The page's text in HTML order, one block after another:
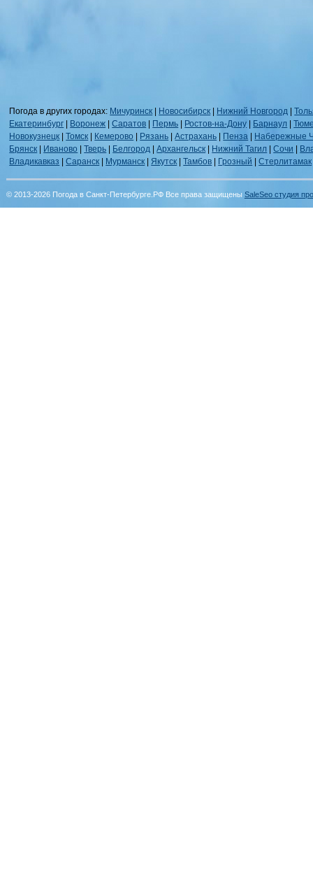
Погода в других городах: Мичуринск | Новосибирск | Нижний Новгород |
Екатеринбург | Воронеж |Саратов | Пермь | Ростов-на-Дону | Барнаул |
Новокузнецк |Томск | Кемерово | Рязань |Астрахань | Пенза | Набережные
Брянск | Иваново |Тверь | Белгород |Архангельск | Нижний Тагил |Сочи |
Владикавказ |Саранск | Мурманск | Якутск |Тамбов | Грозный |Стерлитамак
© 2013-2026 Погода в Санкт-Петербурге.РФ Все права защищены SaleSeo студия